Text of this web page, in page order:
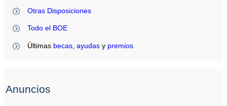
Otras Disposiciones
Todo el BOE
Últimas becas ,ayudas y premios
Anuncios